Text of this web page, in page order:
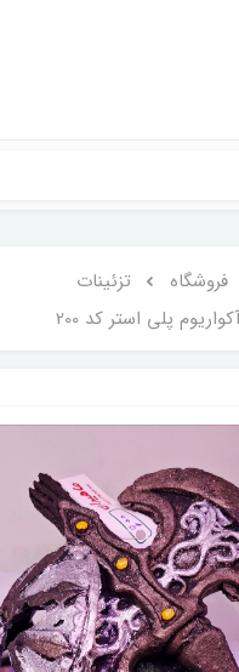
فروشگاه
تزئینات
پلی استر کد 200